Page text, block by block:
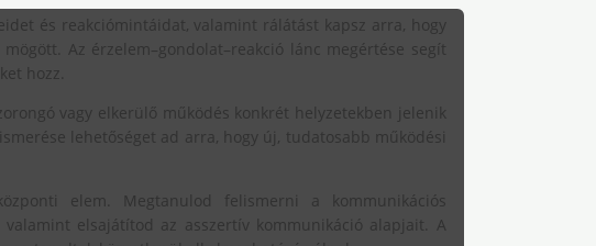
és reakciómintáidat, valamint rálátást kapsz arra, hogy
Az érzelem–gondolat–reakció lánc megértése segít
hozz.
vagy elkerülő működés konkrét helyzetekben jelenik
lehetőséget ad arra, hogy új, tudatosabb működési
elem. Megtanulod felismerni a kommunikációs
elsajátítod az asszertív kommunikáció alapjait. A